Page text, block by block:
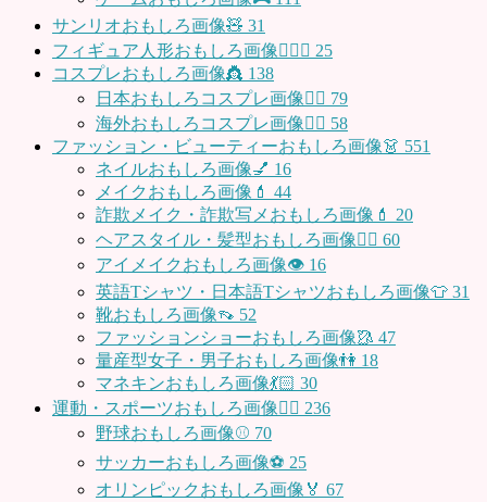
サンリオおもしろ画像🧸 31
フィギュア人形おもしろ画像🧍🏼‍♂️ 25
コスプレおもしろ画像👸 138
日本おもしろコスプレ画像🧝‍♀️ 79
海外おもしろコスプレ画像🧝‍♂️ 58
ファッション・ビューティーおもしろ画像👗 551
ネイルおもしろ画像💅 16
メイクおもしろ画像💄 44
詐欺メイク・詐欺写メおもしろ画像💄 20
ヘアスタイル・髪型おもしろ画像👱‍♀️ 60
アイメイクおもしろ画像👁 16
英語Tシャツ・日本語Tシャツおもしろ画像👕 31
靴おもしろ画像👡 52
ファッションショーおもしろ画像🥻 47
量産型女子・男子おもしろ画像👫 18
マネキンおもしろ画像💃🏻 30
運動・スポーツおもしろ画像🏃‍♂️ 236
野球おもしろ画像⚾ 70
サッカーおもしろ画像⚽️ 25
オリンピックおもしろ画像🏅 67